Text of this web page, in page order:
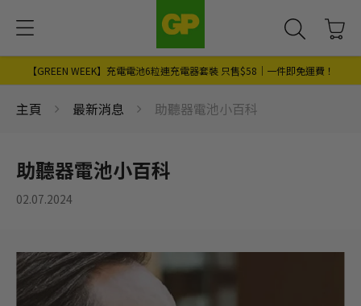
【GREEN WEEK】充電電池6粒連充電器套裝 只售$58｜一件即免運費！
主頁 最新消息 助聽器電池小百科
助聽器電池小百科
02.07.2024